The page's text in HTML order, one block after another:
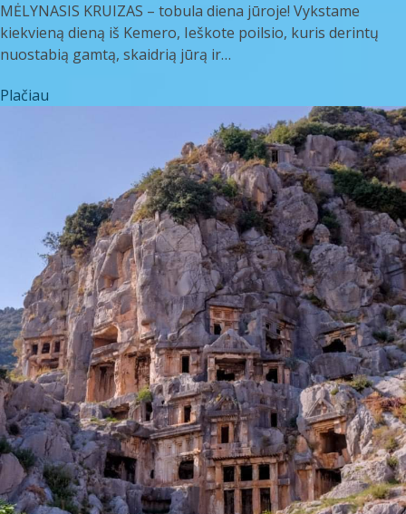
MĖLYNASIS KRUIZAS – tobula diena jūroje! Vykstame
kiekvieną dieną iš Kemero, Ieškote poilsio, kuris derintų
nuostabią gamtą, skaidrią jūrą ir…
Plačiau